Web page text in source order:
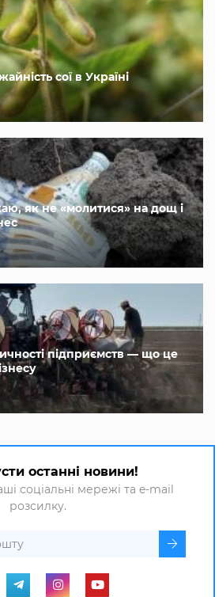
сої в Україні
як не «молитися» на дощ і
підприємств — що це
останні новини!
соціальні мережі та e-mail
розсилку.